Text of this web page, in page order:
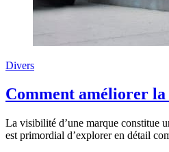
Divers
Comment améliorer
La visibilité d’une marque constitue
est primordial d’explorer en détail